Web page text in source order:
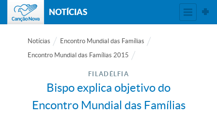
NOTÍCIAS
Notícias
Encontro Mundial das Famílias
Encontro Mundial das Famílias 2015
FILADÉLFIA
Bispo explica objetivo do
Encontro Mundial das Famílias